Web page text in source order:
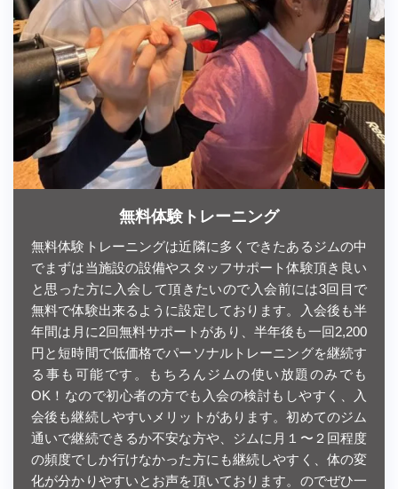
無料体験トレーニング
無料体験トレーニングは近隣に多くできたあるジムの中
でまずは当施設の設備やスタッフサポート体験頂き良い
と思った方に入会して頂きたいので入会前には3回目で
無料で体験出来るように設定しております。入会後も半
年間は月に2回無料サポートがあり、半年後も一回2,200
円と短時間で低価格でパーソナルトレーニングを継続す
る事も可能です。もちろんジムの使い放題のみでも
OK！なので初心者の方でも入会の検討もしやすく、入
会後も継続しやすいメリットがあります。初めてのジム
通いで継続できるか不安な方や、ジムに月１〜２回程度
の頻度でしか行けなかった方にも継続しやすく、体の変
化が分かりやすいとお声を頂いております。のでぜひ一